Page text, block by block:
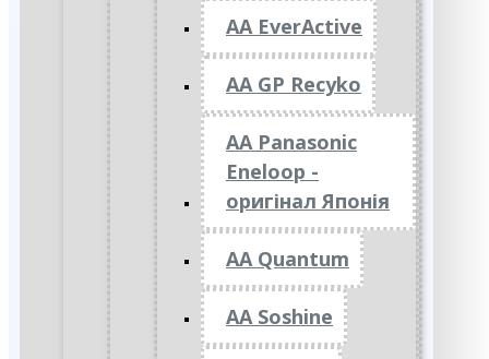
AA EverActive
AA GP Recyko
AA Panasonic
Eneloop -
оригінал Японія
AA Quantum
AA Soshine